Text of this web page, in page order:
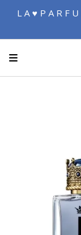
L A ♥ P A R F